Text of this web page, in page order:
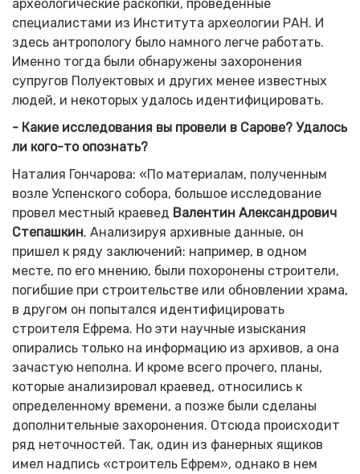
археологические раскопки, проведенные
специалистами из Института археологии РАН. И
здесь антропологу было намного легче работать.
Именно тогда были обнаружены захоронения
супругов Полуектовых и других менее известных
людей, и некоторых удалось идентифицировать.
- Какие исследования вы провели в Сарове? Удалось
ли кого-то опознать?
Наталия Гончарова: «По материалам, полученным
возле Успенского собора, большое исследование
провел местный краевед Валентин Александрович
Степашкин. Анализируя архивные данные, он
пришел к ряду заключений: например, в одном
месте, по его мнению, были похоронены строители,
погибшие при строительстве или обновлении храма,
в другом он попытался идентифицировать
строителя Ефрема. Но эти научные изыскания
опирались только на информацию из архивов, а она
зачастую неполна. И кроме всего прочего, планы,
которые анализировал краевед, относились к
определенному времени, а позже были сделаны
дополнительные захоронения. Отсюда происходит
ряд неточностей. Так, один из фанерных ящиков
имел надпись «строитель Ефрем», однако в нем